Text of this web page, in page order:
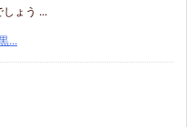
ょう ...
...